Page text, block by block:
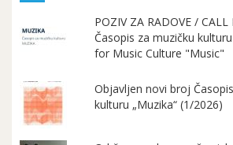
POZIV ZA RADOVE / CALL
Časopis za muzičku
for Music Culture "Music"
Objavljen novi broj
kulturu „Muzika“ (1/2026)